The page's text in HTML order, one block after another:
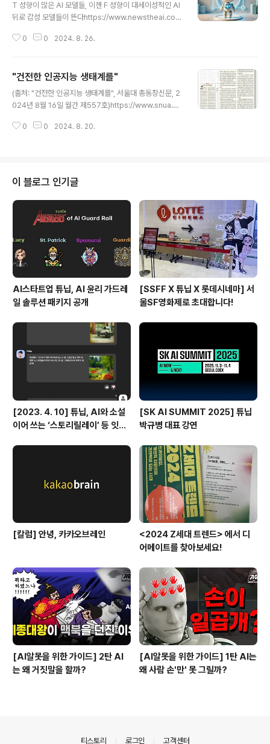
T 성향이 많은 AI 모델들, 이젠 F 성향이 대세이성적인 AI
뒤로 감성 모델들이 뜬다https://www.newstheai.co
ye-T] AI도 MBTI가 있다?!이 기사는 2024년 7월 22일
으로 보는 것처럼 생생하게 전달하는 것을 목적으로 합니w
ww.newstheai.com (출처: "[김동원의 Eye-T] AI도
MBTI가 있다?!", THE AI, 2024년 8월 17일)
0 0 2024. 8. 26.
"건전한 인공지능 생태계를"
(출처: "건전한 인공지능 생태계를", 서울대 총동창신문, 2
024년 8월 16일 월간 제557호)https://www.snua.or.
전한 인공지능 생태계를”기사보기 - 총동창신문 - 서울대
개했다. 생성형 AI가 활발히 확산되www.snua.or.kr
0 0 2024. 8. 20.
이 블로그 인기글
AI스타트업 튜닙, AI 윤리 가드레
일 솔루션 패키지 공개
[SSFF X 튜닙 X 롯데시네마] 서
울SF영화제로 초대합니다!
[2023. 4. 10] 튜닙, AI와 소설
이어 쓰는 ‘스토리릴레이’ 등 잇달
[SK AI SUMMIT 2025] 튜닙
박규병 대표 강연
[칼럼] 안녕, 카카오브레인
<2024 Z세대 트렌드> 에서 디
어메이트를 찾아보세요!
[AI알못을 위한 가이드] 2탄 AI
는 왜 거짓말을 할까?
[AI알못을 위한 가이드] 1탄 AI는
왜 사람 손'만' 못 그릴까?
티스토리 로그인 고객센터